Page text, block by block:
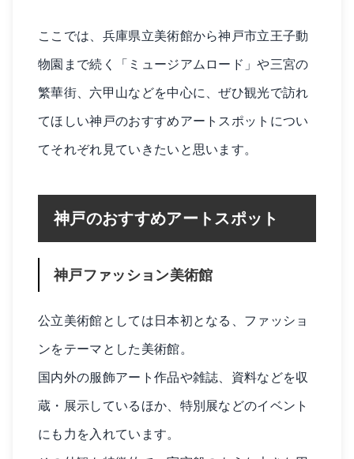
ここでは、兵庫県立美術館から神戸市立王子動
物園まで続く「ミュージアムロード」や三宮の
繁華街、六甲山などを中心に、ぜひ観光で訪れ
てほしい神戸のおすすめアートスポットについ
てそれぞれ見ていきたいと思います。
神戸のおすすめアートスポット
神戸ファッション美術館
公立美術館としては日本初となる、ファッショ
ンをテーマとした美術館。
国内外の服飾アート作品や雑誌、資料などを収
蔵・展示しているほか、特別展などのイベント
にも力を入れています。